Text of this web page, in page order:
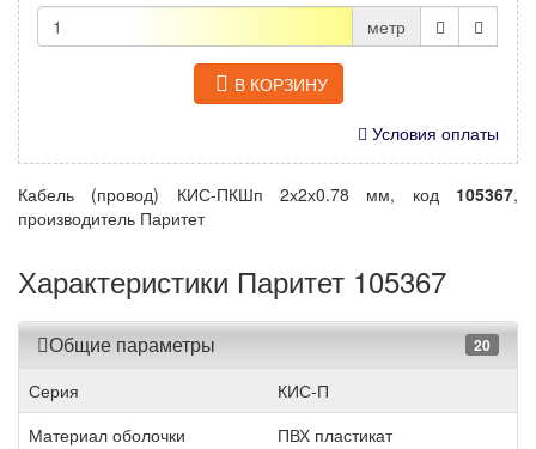
метр
В КОРЗИНУ
Условия оплаты
Кабель (провод) КИС-ПКШп 2х2х0.78 мм, код 105367,
производитель Паритет
Характеристики Паритет 105367
Общие параметры 20
Серия
КИС-П
Материал оболочки
ПВХ пластикат